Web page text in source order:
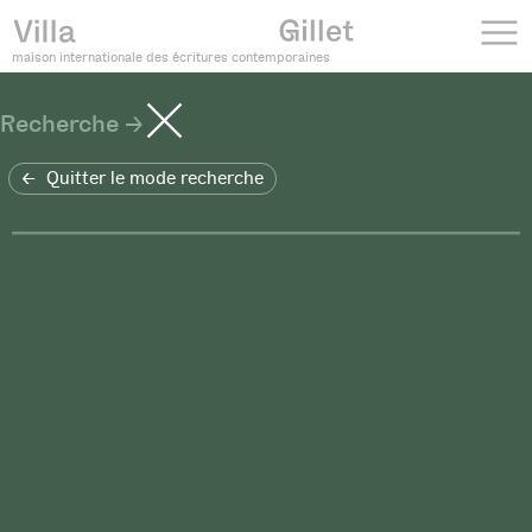
maison internationale des écritures contemporaines
Recherche
Quitter le mode recherche